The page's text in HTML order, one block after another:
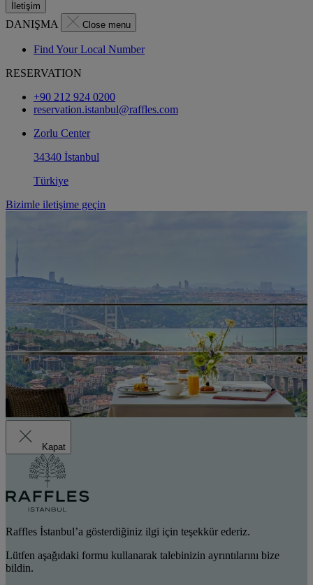
İletişim
DANIŞMA Close menu
Find Your Local Number
RESERVATION
+90 212 924 0200
reservation.istanbul@raffles.com
Zorlu Center
34340 İstanbul
Türkiye
Bizimle iletişime geçin
Kapat
Raffles İstanbul’a gösterdiğiniz ilgi için teşekkür ederiz.
Lütfen aşağıdaki formu kullanarak talebinizin ayrıntılarını bize
bildin.